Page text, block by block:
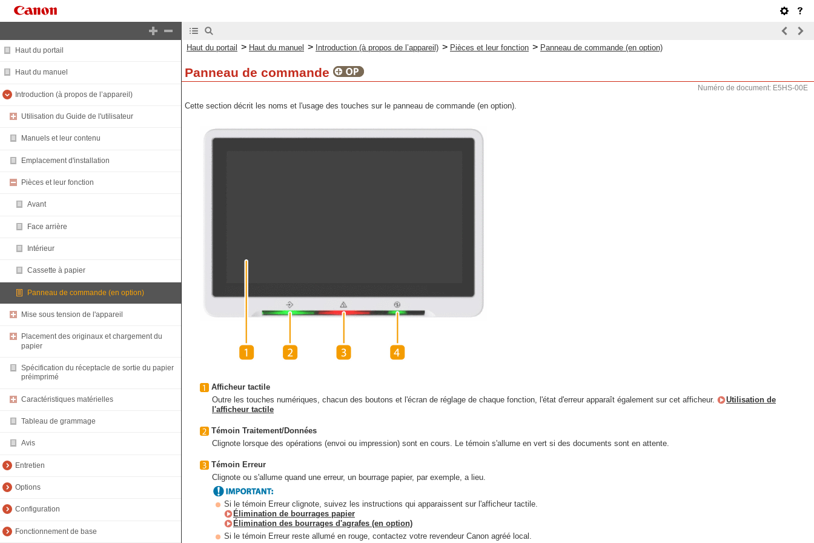
Haut du portail
Haut du manuel
Introduction (à propos de l’appareil)
Utilisation du Guide de l'utilisateur
Manuels et leur contenu
Emplacement d'installation
Pièces et leur fonction
Avant
Face arrière
Intérieur
Cassette à papier
Panneau de commande (en option)
Mise sous tension de l'appareil
Placement des originaux et chargement du
papier
Spécification du réceptacle de sortie du papier
préimprimé
Caractéristiques matérielles
Tableau de grammage
Avis
Entretien
Options
Configuration
Fonctionnement de base
Haut du portail > Haut du manuel > Introduction (à propos de l’appareil) > Pièces et leur fonction > Panneau de commande (en option)
Panneau de commande
Numéro de document: E5HS-00E
Cette section décrit les noms et l'usage des touches sur le panneau de commande (en option).
Afficheur tactile
Outre les touches numériques, chacun des boutons et l'écran de réglage de chaque fonction, l'état d'erreur apparaît également sur cet afficheur.
Utilisation de
l'afficheur tactile
Témoin Traitement/Données
Clignote lorsque des opérations (envoi ou impression) sont en cours. Le témoin s'allume en vert si des documents sont en attente.
Témoin Erreur
Clignote ou s'allume quand une erreur, un bourrage papier, par exemple, a lieu.
Si le témoin Erreur clignote, suivez les instructions qui apparaissent sur l'afficheur tactile.
Élimination de bourrages papier
Élimination des bourrages d'agrafes (en option)
Si le témoin Erreur reste allumé en rouge, contactez votre revendeur Canon agréé local.